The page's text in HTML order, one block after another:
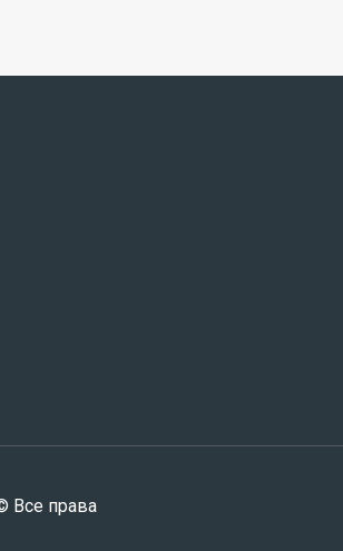
Все права